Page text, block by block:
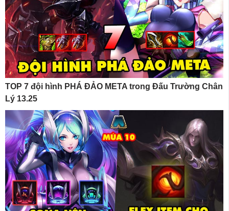
TOP 7 đội hình PHÁ ĐẢO META trong Đấu Trường Chân
Lý 13.25